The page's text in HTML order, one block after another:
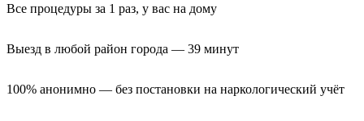
Все процедуры за 1 раз, у вас на дому
Выезд в любой район города — 39 минут
100% анонимно — без постановки на наркологический учёт